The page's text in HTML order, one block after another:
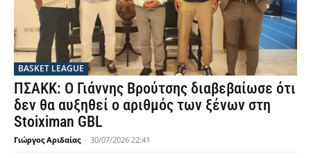
BASKET LEAGUE
ΠΣΑΚΚ: Ο Γιάννης Βρούτσης διαβεβαίωσε ότι
δεν θα αυξηθεί ο αριθμός των ξένων στη
Stoiximan GBL
Γιώργος Αριδαίας - 30/07/2026 22:41